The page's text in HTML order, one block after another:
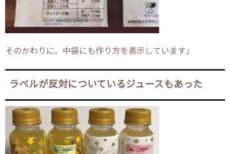
そのかわりに、中袋にも作り方を表示しています」
ラベルが反対についているジュースもあった